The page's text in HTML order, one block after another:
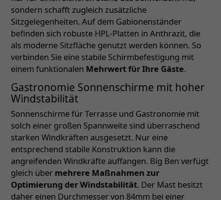
sondern schafft zugleich zusätzliche
Sitzgelegenheiten. Auf dem Gabionenständer
befinden sich robuste HPL-Platten in Anthrazit, die
als moderne Sitzfläche genutzt werden können. So
verbinden Sie eine stabile Schirmbefestigung mit
einem funktionalen Mehrwert für Ihre Gäste.
Gastronomie Sonnenschirme mit hoher
Windstabilität
Sonnenschirme für Terrasse und Gastronomie mit
solch einer großen Spannweite sind überraschend
starken Windkräften ausgesetzt. Nur eine
entsprechend stabile Konstruktion kann die
angreifenden Windkräfte auffangen. Big Ben verfügt
gleich über mehrere Maßnahmen zur
Optimierung der Windstabilität. Der Mast besitzt
daher einen Durchmesser von 84mm bei einer